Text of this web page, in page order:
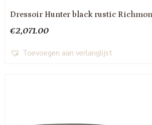
Dressoir Hunter black rustic
€2,071.00
Toevoegen aan verlanglijst